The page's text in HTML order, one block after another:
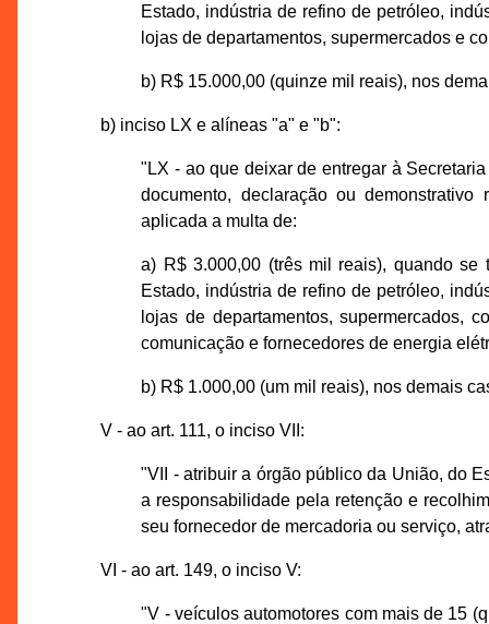
Estado, indústria de refino de petróleo,
lojas de departamentos, supermercados e
b) R$ 15.000,00 (quinze mil reais), nos
b) inciso LX e alíneas "a" e "b":
"LX - ao que deixar de entregar à
documento, declaração ou
aplicada a multa de:
a) R$ 3.000,00 (três mil reais), quando
Estado, indústria de refino de petróleo,
lojas de departamentos, supermercados,
comunicação e fornecedores de energia
b) R$ 1.000,00 (um mil reais), nos demais
V - ao art. 111, o inciso VII:
"VII - atribuir a órgão público da União, do
a responsabilidade pela retenção e
seu fornecedor de mercadoria ou serviço,
VI - ao art. 149, o inciso V:
"V - veículos automotores com mais de 15